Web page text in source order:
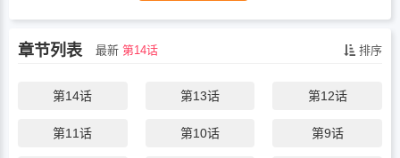
会教。”佑赫才惊觉，那些“意外”的失败，或
时云进十步。名为“练习”的夜晚越来越漫
的标尺被彻底焚毁，佑赫分不清——这场始
章节列表 最新 第14话 排序
第14话 第13话 第12话
第11话 第10话 第9话